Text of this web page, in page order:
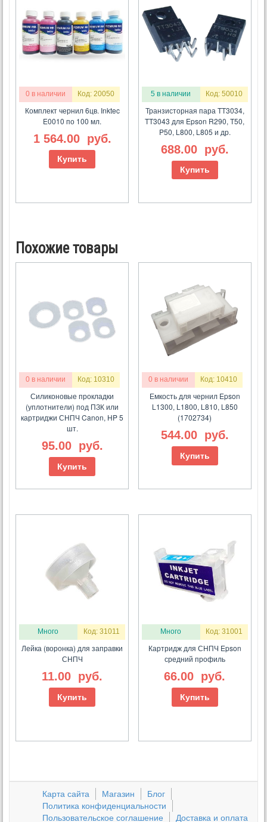
0 в наличии Код: 20050
Комплект чернил 6цв. Inktec
E0010 по 100 мл.
1 564.00 руб.
Купить
5 в наличии Код: 50010
Транзисторная пара TT3034,
TT3043 для Epson R290, T50,
P50, L800, L805 и др.
688.00 руб.
Купить
Похожие товары
0 в наличии Код: 10310
Силиконовые прокладки
(уплотнители) под ПЗК или
картриджи СНПЧ Canon, HP 5
шт.
95.00 руб.
Купить
0 в наличии Код: 10410
Емкость для чернил Epson
L1300, L1800, L810, L850
(1702734)
544.00 руб.
Купить
Много Код: 31011
Лейка (воронка) для заправки
СНПЧ
11.00 руб.
Купить
Много Код: 31001
Картридж для СНПЧ Epson
средний профиль
66.00 руб.
Купить
Карта сайта Магазин
Блог
Политика конфиденциальности
Пользовательское соглашение
Доставка и оплата